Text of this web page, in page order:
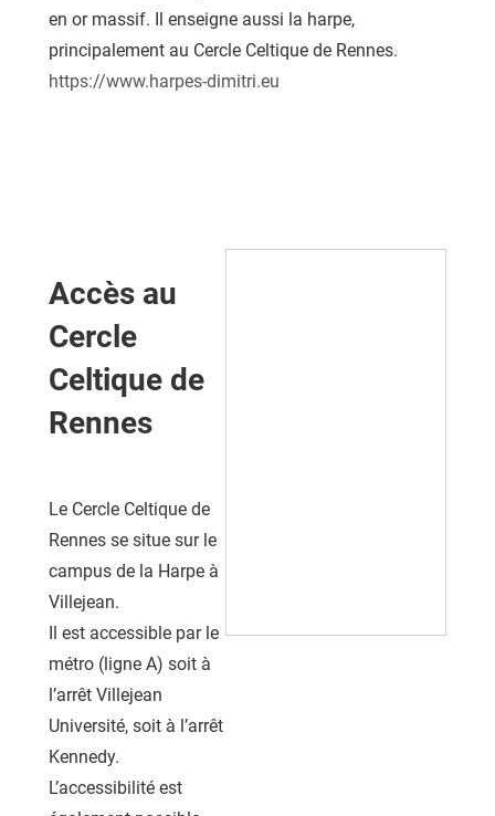
en or massif. Il enseigne aussi la harpe,
principalement au Cercle Celtique de Rennes.
https://www.harpes-dimitri.eu
Accès au
Cercle
Celtique de
Rennes
Le Cercle Celtique de
Rennes se situe sur le
campus de la Harpe à
Villejean.
Il est accessible par le
métro (ligne A) soit à
l’arrêt Villejean
Université, soit à l’arrêt
Kennedy.
L’accessibilité est